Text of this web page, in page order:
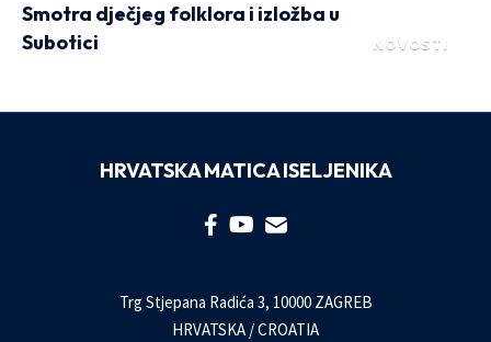
NOVOSTI
Smotra dječjeg folklora i izložba u
Subotici
HRVATSKA MATICA ISELJENIKA
Trg Stjepana Radića 3, 10000 ZAGREB
HRVATSKA / CROATIA